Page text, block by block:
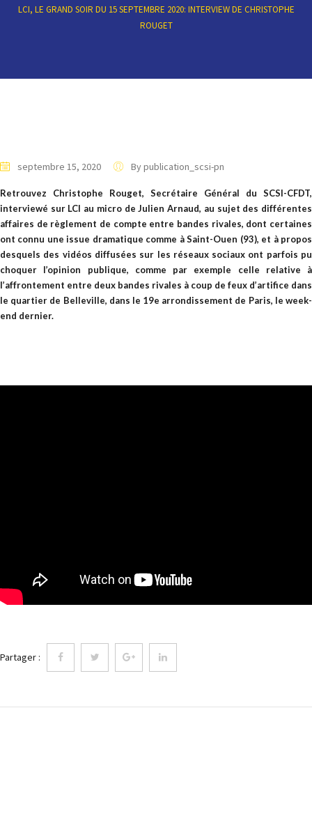
LCI, LE GRAND SOIR DU 15 SEPTEMBRE 2020: INTERVIEW DE CHRISTOPHE
ROUGET
septembre 15, 2020 By publication_scsi-pn
Retrouvez Christophe Rouget, Secrétaire Général du SCSI-CFDT,
interviewé sur LCI au micro de Julien Arnaud, au sujet des différentes
affaires de règlement de compte entre bandes rivales, dont certaines
ont connu une issue dramatique comme à Saint-Ouen (93), et à propos
desquels des vidéos diffusées sur les réseaux sociaux ont parfois pu
choquer l’opinion publique, comme par exemple celle relative à
l’affrontement entre deux bandes rivales à coup de feux d’artifice dans
le quartier de Belleville, dans le 19e arrondissement de Paris, le week-
end dernier.
Partager :